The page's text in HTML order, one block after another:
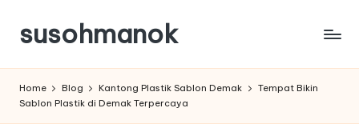
Skip
content
susohmanok
Home Blog Kantong Plastik Sablon Demak
Tempat Bikin
Sablon Plastik di Demak Terpercaya